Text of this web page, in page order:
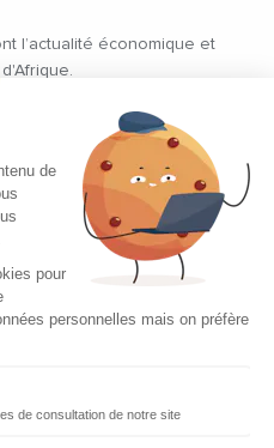
l’actualité économique et
réservés